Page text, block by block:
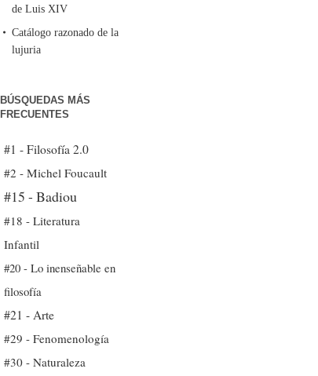
de Luis XIV
Catálogo razonado de la
lujuria
BÚSQUEDAS MÁS
FRECUENTES
#1 - Filosofía 2.0
#2 - Michel Foucault
#15 - Badiou
#18 - Literatura
Infantil
#20 - Lo inenseñable en
filosofía
#21 - Arte
#29 - Fenomenología
#30 - Naturaleza